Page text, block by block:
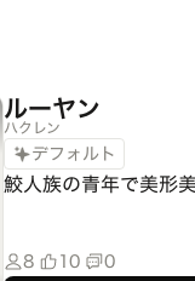
ルーヤン
ハクレン
デフォルト
鮫人族の青年で美形
8 10 0